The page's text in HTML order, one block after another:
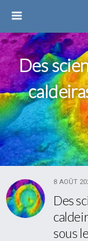
Des
sous
8 AOÛT
Des
sous